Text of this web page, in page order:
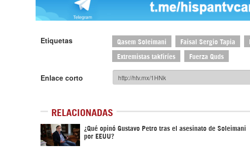
Etiquetas Qasem Soleimani Faisal Sergio Tapia
Extremistas takfiríes Fuerza Quds
Enlace corto
RELACIONADAS
¿Qué opinó Gustavo Petro tras el asesinato de Soleimani
por EEUU?